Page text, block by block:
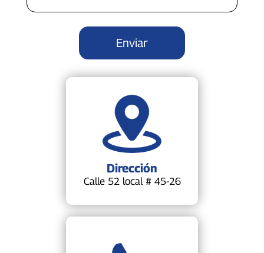
Dirección
Calle 52 local # 45-26